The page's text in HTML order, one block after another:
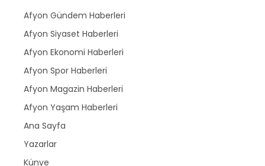
Afyon Gündem Haberleri
Afyon Siyaset Haberleri
Afyon Ekonomi Haberleri
Afyon Spor Haberleri
Afyon Magazin Haberleri
Afyon Yaşam Haberleri
Ana Sayfa
Yazarlar
Künye